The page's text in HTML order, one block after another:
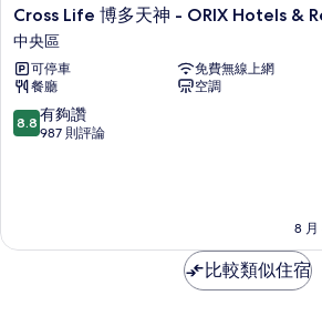
Cross
Life
博
多
天
神
-
央
Cross Life 博多天神 - ORIX Hotels &
中央區
可停車
免費無線上網
餐廳
空調
8.8
分，
夠
8.8 有夠讚
987 則評論
8 月
比較類似住宿